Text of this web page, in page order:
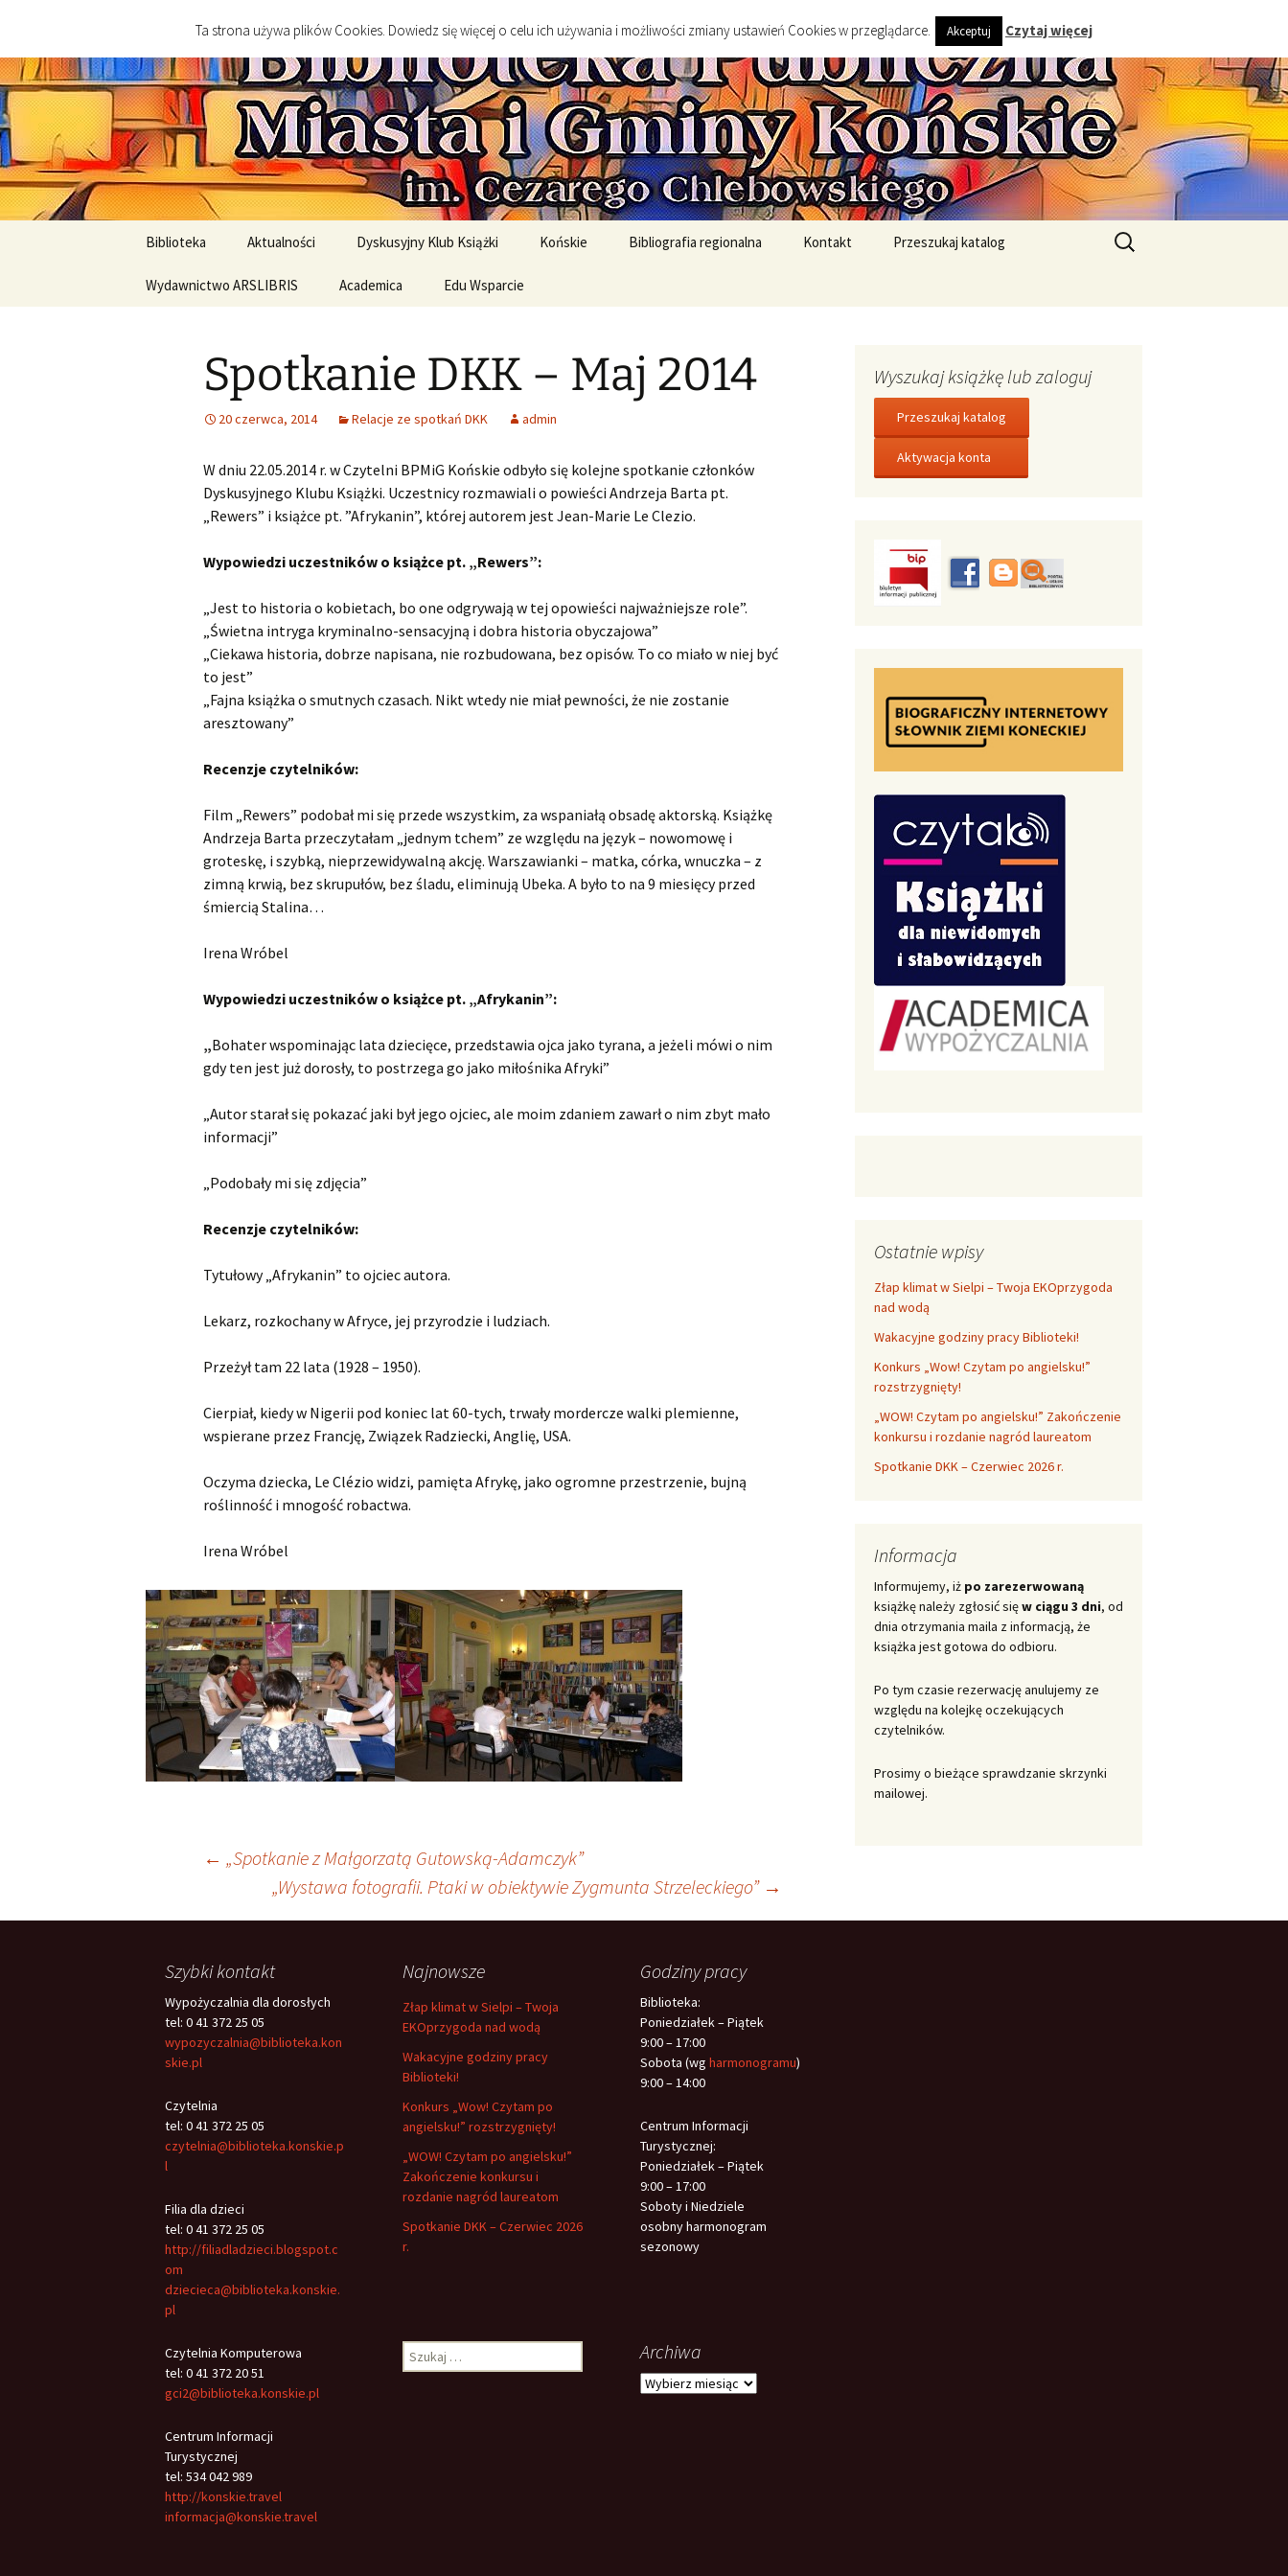
treści
Biblioteka Publiczna Miasta i Gminy
Końskie
Biblioteka
Nasz patron Cezary
Chlebowski
Regulaminy i RODO
Standardy Ochrony Standardy Ochrony
Deklaracja dostępności
Exlibrisy Biblioteki
Godziny pracy Praca w soboty
Wsparcie finansowe
Aktualności Dyskusyjny Klub Książki
Najbliższe spotkanie DKK
Końskie Bibliografia regionalna
Środowisko geograficzne
Nauka, oświata, kultura
Kontakt Przeszukaj katalog
Wydawnictwo ARSLIBRIS
Wydawnictwa literackie
Jak kupować?
Academica Edu Wsparcie
English Original Books /
Wersje oryginalne
English Graded Readers /
Polish-English Books /
Wersje polsko-angielskie
English Books for Kids &
Youth / Książki dla Dzieci
Literary Language
Workshops / Literackie
Warsztaty Językowe
Konkurs: WOW! Czytam
Szukaj:
Spotkanie DKK – Maj 2014
20 czerwca, 2014 Relacje ze spotkań DKK admin
W dniu 22.05.2014 r. w Czytelni BPMiG Końskie odbyło się kolejne spotkanie członków
Dyskusyjnego Klubu Książki. Uczestnicy rozmawiali o powieści Andrzeja Barta pt.
„Rewers” i książce pt. ”Afrykanin”, której autorem jest Jean-Marie Le Clezio.
Wypowiedzi uczestników o książce pt. „Rewers”:
„Jest to historia o kobietach, bo one odgrywają w tej opowieści najważniejsze role”.
„Świetna intryga kryminalno-sensacyjną i dobra historia obyczajowa”
„Ciekawa historia, dobrze napisana, nie rozbudowana, bez opisów. To co miało w niej być
to jest”
„Fajna książka o smutnych czasach. Nikt wtedy nie miał pewności, że nie zostanie
aresztowany”
Recenzje czytelników:
Film „Rewers” podobał mi się przede wszystkim, za wspaniałą obsadę aktorską. Książkę
Andrzeja Barta przeczytałam „jednym tchem” ze względu na język – nowomowę i
groteskę, i szybką, nieprzewidywalną akcję. Warszawianki – matka, córka, wnuczka – z
zimną krwią, bez skrupułów, bez śladu, eliminują Ubeka. A było to na 9 miesięcy przed
śmiercią Stalina…
Irena Wróbel
Wypowiedzi uczestników o książce pt. „Afrykanin”:
„Bohater wspominając lata dziecięce, przedstawia ojca jako tyrana, a jeżeli mówi o nim
gdy ten jest już dorosły, to postrzega go jako miłośnika Afryki”
„Autor starał się pokazać jaki był jego ojciec, ale moim zdaniem zawarł o nim zbyt mało
informacji”
„Podobały mi się zdjęcia”
Recenzje czytelników:
Tytułowy „Afrykanin” to ojciec autora.
Lekarz, rozkochany w Afryce, jej przyrodzie i ludziach.
Przeżył tam 22 lata (1928 – 1950).
Cierpiał, kiedy w Nigerii pod koniec lat 60-tych, trwały mordercze walki plemienne,
wspierane przez Francję, Związek Radziecki, Anglię, USA.
Oczyma dziecka, Le Clézio widzi, pamięta Afrykę, jako ogromne przestrzenie, bujną
roślinność i mnogość robactwa.
Irena Wróbel
Nawigacja
wpisu
← „Spotkanie z Małgorzatą Gutowską-Adamczyk”
„Wystawa fotografii. Ptaki w obiektywie Zygmunta Strzeleckiego” →
Wyszukaj książkę lub zaloguj
Ostatnie wpisy
Złap klimat w Sielpi – Twoja EKOprzygoda
nad wodą
Wakacyjne godziny pracy Biblioteki!
Konkurs „Wow! Czytam po angielsku!”
rozstrzygnięty!
„WOW! Czytam po angielsku!” Zakończenie
konkursu i rozdanie nagród laureatom
Spotkanie DKK – Czerwiec 2026 r.
Informacja
Informujemy, iż po zarezerwowaną
książkę należy zgłosić sięw ciągu 3 dni, od
dnia otrzymania maila z informacją, że
książka jest gotowa do odbioru.
Po tym czasie rezerwację anulujemy ze
względu na kolejkę oczekujących
czytelników.
Prosimy o bieżące sprawdzanie skrzynki
mailowej.
Szybki kontakt
Wypożyczalnia dla dorosłych
tel: 0 41 372 25 05
wypozyczalnia@biblioteka.kon
skie.pl
Czytelnia
tel: 0 41 372 25 05
czytelnia@biblioteka.konskie.p
l
Filia dla dzieci
tel: 0 41 372 25 05
http://filiadladzieci.blogspot.c
om
dziecieca@biblioteka.konskie.
pl
Czytelnia Komputerowa
tel: 0 41 372 20 51
gci2@biblioteka.konskie.pl
Centrum Informacji
Turystycznej
tel: 534 042 989
http://konskie.travel
informacja@konskie.travel
Najnowsze
Złap klimat w Sielpi – Twoja
EKOprzygoda nad wodą
Wakacyjne godziny pracy
Biblioteki!
Konkurs „Wow! Czytam po
angielsku!” rozstrzygnięty!
„WOW! Czytam po angielsku!”
Zakończenie konkursu i
rozdanie nagród laureatom
Spotkanie DKK – Czerwiec 2026
r.
Godziny pracy
Biblioteka:
Poniedziałek – Piątek
9:00 – 17:00
Sobota (wg harmonogramu)
9:00 – 14:00
Centrum Informacji
Turystycznej:
Poniedziałek – Piątek
9:00 – 17:00
Soboty i Niedziele
osobny harmonogram
sezonowy
Archiwa
Archiwa
Szukaj:
Ta strona używa plików Cookies. Dowiedz się więcej o celu ich używania i możliwości zmiany ustawień Cookies w przeglądarce. Akceptuj Czytaj więcej